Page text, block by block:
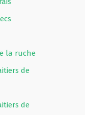
la ruche
de
de